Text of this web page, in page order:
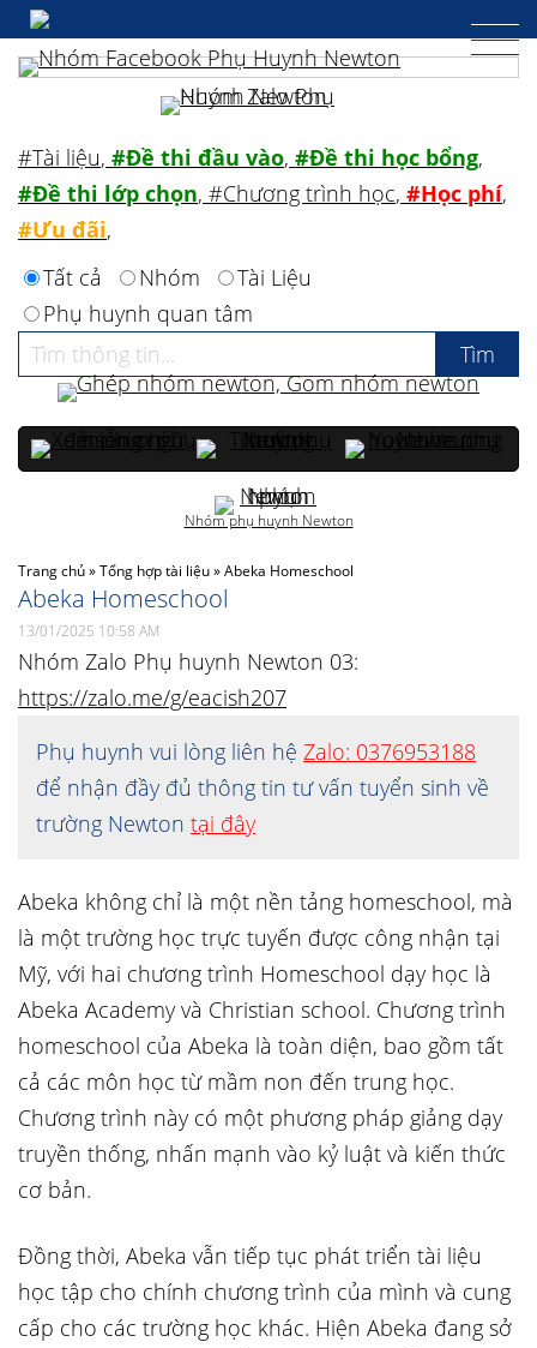
Trang chủ»Tổng hợp tài liệu»Abeka Homeschool
Abeka Homeschool
13/01/2025 10:58 AM
Nhóm Zalo Phụ huynh Newton 03:
https://zalo.me/g/eacish207
Phụ huynh vui lòng liên hệ Zalo: 0376953188
để nhận đầy đủ thông tin tư vấn tuyển sinh về
trường Newton tại đây
Abeka không chỉ là một nền tảng homeschool, mà
là một trường học trực tuyến được công nhận tại
Mỹ, với hai chương trình Homeschool dạy học là
Abeka Academy và Christian school. Chương trình
homeschool của Abeka là toàn diện, bao gồm tất
cả các môn học từ mầm non đến trung học.
Chương trình này có một phương pháp giảng dạy
truyền thống, nhấn mạnh vào kỷ luật và kiến thức
cơ bản.
Đồng thời, Abeka vẫn tiếp tục phát triển tài liệu
học tập cho chính chương trình của mình và cung
cấp cho các trường học khác. Hiện Abeka đang sở
#Tài liệu, #Đề thi đầu vào, #Đề thi học bổng,
#Đề thi lớp chọn, #Chương trình học, #Học phí,
#Ưu đãi,
Tất cả
Nhóm
Tài Liệu
Phụ huynh quan tâm
Nhóm phụ huynh Newton